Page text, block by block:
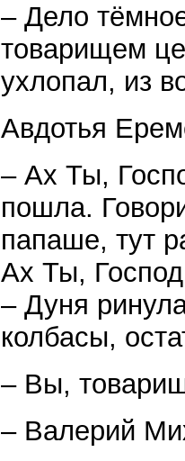
– Дело
товарищем
ухлопал, из
Авдотья
– Ах Ты,
пошла.
папаше, тут
Ах Ты,
– Дуня
колбасы,
– Вы,
– Валерий